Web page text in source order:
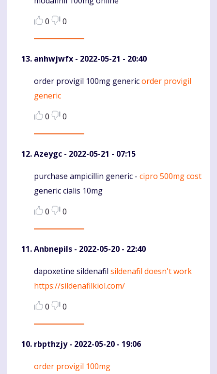
0
0
anhwjwfx - 2022-05-21 - 20:40
Komentaras
order provigil 100mg genericorder provigil
generic
0
0
Azeygc - 2022-05-21 - 07:15
Komentaras
purchase ampicillin generic - cipro 500mg cost
generic cialis 10mg
0
0
Anbnepils - 2022-05-20 - 22:40
Komentaras
dapoxetine sildenafil sildenafil doesn't work
https://sildenafilkiol.com/
0
0
rbpthzjy- 2022-05-20 - 19:06
Komentaras
order provigil 100mg